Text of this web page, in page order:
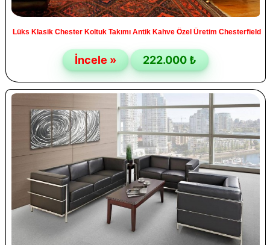
Lüks Klasik Chester Koltuk Takımı Antik Kahve Özel Üretim Chesterfield
İncele » 222.000 ₺